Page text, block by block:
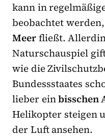
kann in
beobachtet
Meerfließt.
Naturschauspiel
wie die
Bundessstaates
lieber einbisschen
Helikopter steigen
der Luft ansehen.